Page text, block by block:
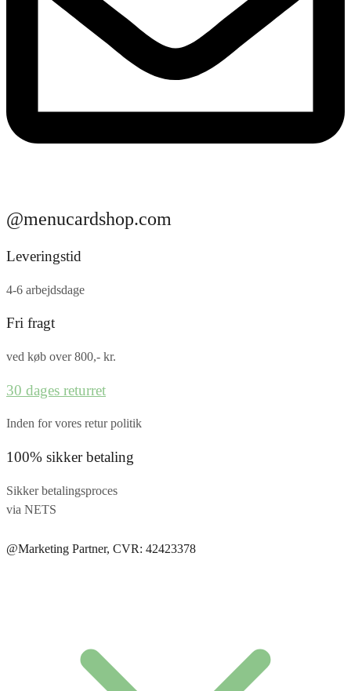
@menucardshop.com
Leveringstid
4-6 arbejdsdage
Fri fragt
ved køb over 800,- kr.
30 dages returret
Inden for vores retur politik
100% sikker betaling
Sikker betalingsproces
via NETS
@Marketing Partner, CVR: 42423378